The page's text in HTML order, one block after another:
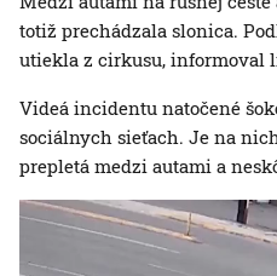
totiž prechádzala slonica.
utiekla z cirkusu, informoval
Videá incidentu natočené
sociálnych sieťach. Je na
prepletá medzi autami a